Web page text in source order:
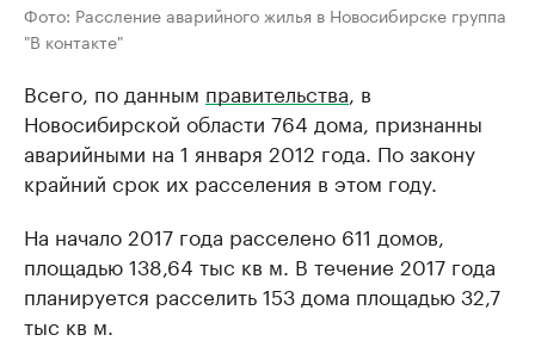
Фото: Рассление аварийного жилья в Новосибирске группа
"В контакте"
Всего, по данным правительства , в
Новосибирской области 764 дома, признанны
аварийными на 1 января 2012 года. По закону
крайний срок их расселения в этом году.
На начало 2017 года расселено 611 домов,
площадью 138,64 тыс кв м. В течение 2017 года
планируется расселить 153 дома площадью 32,7
тыс кв м.